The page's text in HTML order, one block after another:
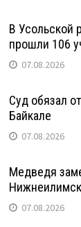
В Усольской
прошли 106
07.08.2026
Суд обязал
Байкале
07.08.2026
Медведя
07.08.2026